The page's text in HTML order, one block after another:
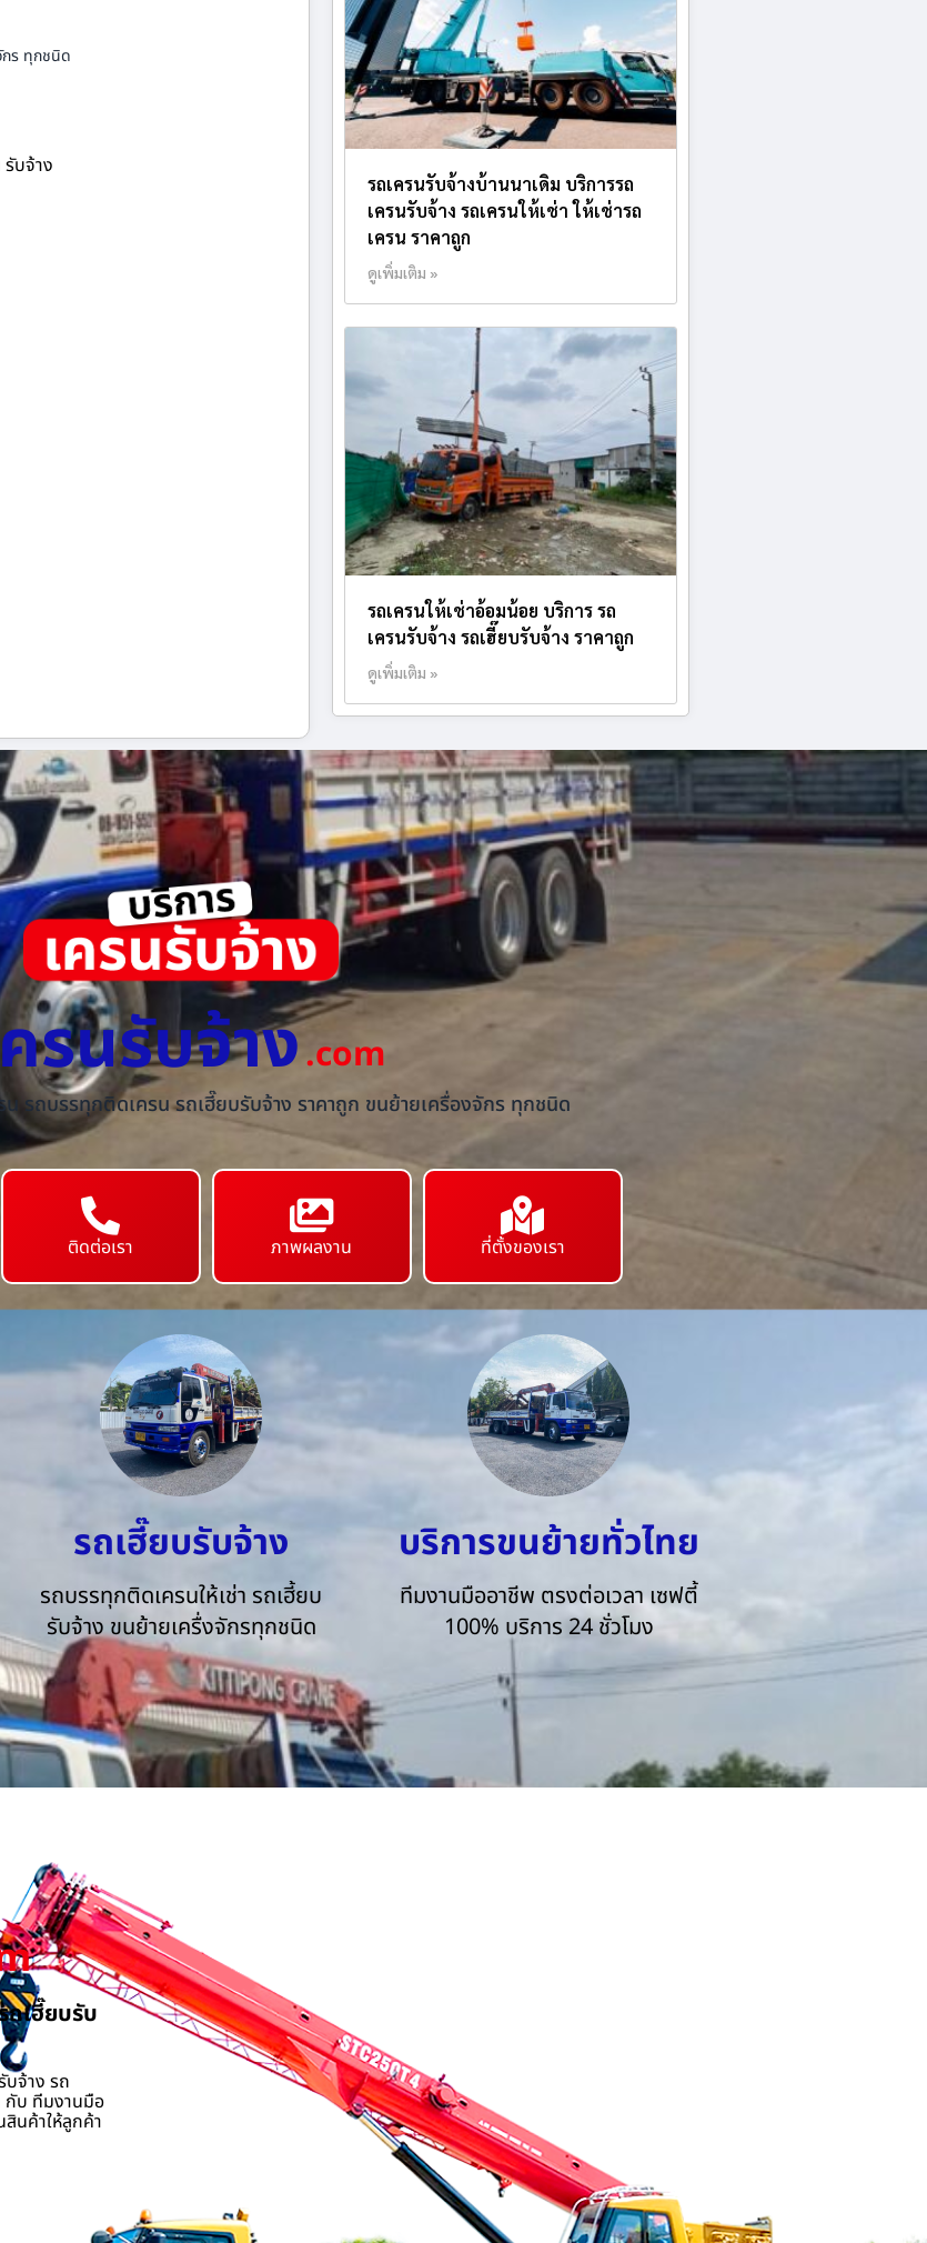
กร ทุกชนิด
บจ้าง
รถเครนรับจ้างบ้านนาเดิม บริการรถ
เครนรับจ้าง รถเครนให้เช่า ให้เช่ารถ
เครน ราคาถูก
ดูเพิ่มเติม »
รถเครนให้เช่าอ้อมน้อย บริการ รถ
เครนรับจ้าง รถเฮี๊ยบรับจ้าง ราคาถูก
ดูเพิ่มเติม »
รนรับจ้าง.com
รน รถบรรทุกติดเครน รถเฮี๊ยบรับจ้าง ราคาถูก ขนย้ายเครื่องจักร ทุกชนิด
ติดต่อเรา ภาพผลงาน ที่ตั้งของเรา
รถเฮี๊ยบรับจ้าง
รถบรรทุกติดเครนให้เช่า รถเฮี้ยบ
รับจ้าง ขนย้ายเครื่งจักรทุกชนิด
บริการขนย้ายทั่วไทย
ทีมงานมืออาชีพ ตรงต่อเวลา เซฟตี้
100% บริการ 24 ชั่วโมง
ถเฮี๊ยบรับ
บจ้าง รถ
กับ ทีมงานมือ
นค้าให้ลูกค้า